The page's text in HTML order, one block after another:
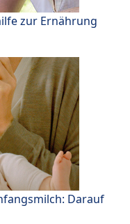
zur Ernährung
Darauf